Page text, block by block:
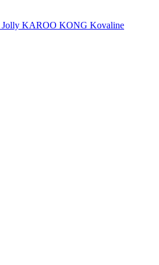
Jolly KAROO KONG Kovaline